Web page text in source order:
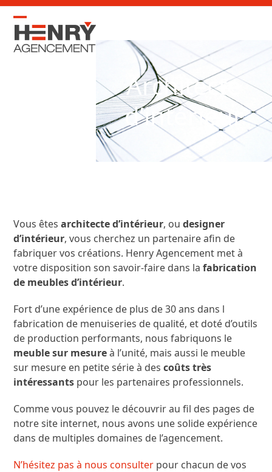
Skip
content
Open
mobile
Close
mobile
Architecte
d’intérieur
Vous êtesarchitecte d’intérieur, oudesigner
d’intérieur, vous cherchez un partenaire afin de
fabriquer vos créations. Henry Agencement met à
votre disposition son savoir-faire dans lafabrication
de meubles d’intérieur.
Fort d’une expérience de plus de 30 ans dans l
fabrication de menuiseries de qualité, et doté d’outils
de production performants, nous fabriquons le
meuble sur mesureà l’unité, mais aussi le meuble
sur mesure en petite série à descoûts très
intéressants pour les partenaires professionnels.
Comme vous pouvez le découvrir au fil des pages de
notre site internet, nous avons une solide expérience
dans de multiples domaines de l’agencement.
N’hésitez pas à nous consulter pour chacun de vos